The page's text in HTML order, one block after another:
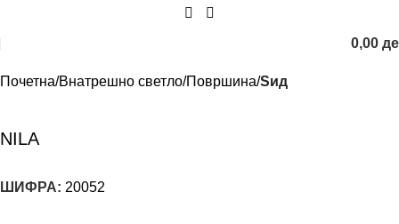
0,00
Почетна Внатрешно светло Површина Sид
NILA
ШИФРА: 20052